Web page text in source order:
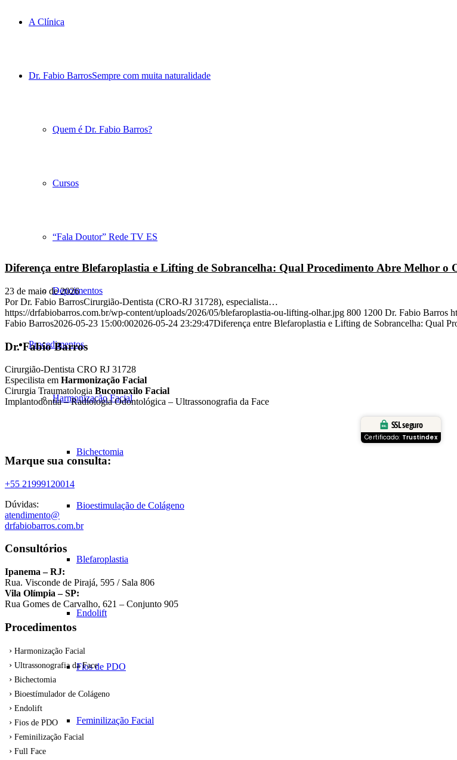
A Clínica
Dr. Fabio BarrosSempre com muita naturalidade
Quem é Dr. Fabio Barros?
Cursos
“Fala Doutor” Rede TV ES
Depoimentos
Procedimentos
Harmonização Facial
Bichectomia
Bioestimulação de Colágeno
Blefaroplastia
Endolift
Fios de PDO
Feminilização Facial
Diferença entre Blefaroplastia e Lifting de Sobrancelha: Qual Procedimento Abre Melhor o
23 de maio de 2026
Por Dr. Fabio BarrosCirurgião-Dentista (CRO-RJ 31728), especialista…
https://drfabiobarros.com.br/wp-content/uploads/2026/05/blefaroplastia-ou-lifting-olhar.jpg 800 1200 Dr. Fabio Barros
Fabio Barros2026-05-23 15:00:002026-05-24 23:29:47Diferença entre Blefaroplastia e Lifting de Sobrancelha: Qual
Dr. Fabio Barros
Cirurgião-Dentista CRO RJ 31728
Especilista em Harmonização Facial
Cirurgia Traumatologia Bucomaxilo Facial
Implantodontia – Radiologia Odontológica – Ultrassonografia da Face
SSL seguro
Certificado: Trustindex
Marque sua consulta:
+55 21999120014
Dúvidas:
atendimento@
drfabiobarros.com.br
Consultórios
Ipanema – RJ:
Rua. Visconde de Pirajá, 595 / Sala 806
Vila Olímpia – SP:
Rua Gomes de Carvalho, 621 – Conjunto 905
Procedimentos
Harmonização Facial
Ultrassonografia da Face
Bichectomia
Bioestímulador de Colágeno
Endolift
Fios de PDO
Feminilização Facial
Full Face